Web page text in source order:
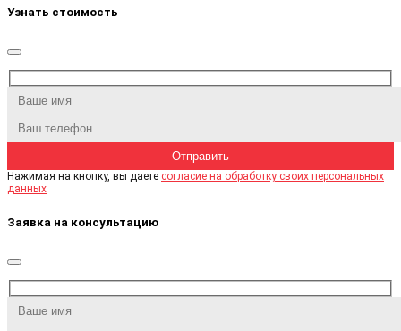
Узнать стоимость
Нажимая на кнопку, вы даете согласие на обработку своих персональных
данных
Заявка на консультацию